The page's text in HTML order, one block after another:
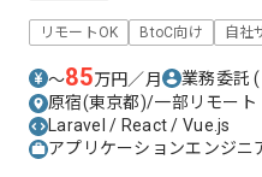
リモートOK BtoC向け 自社
〜85万円／月 業務委託
原宿(東京都)/一部リモート
Laravel / React / Vue.js
アプリケーションエンジニ